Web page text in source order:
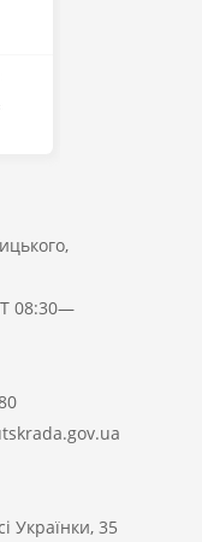
08:30—
Українки, 35